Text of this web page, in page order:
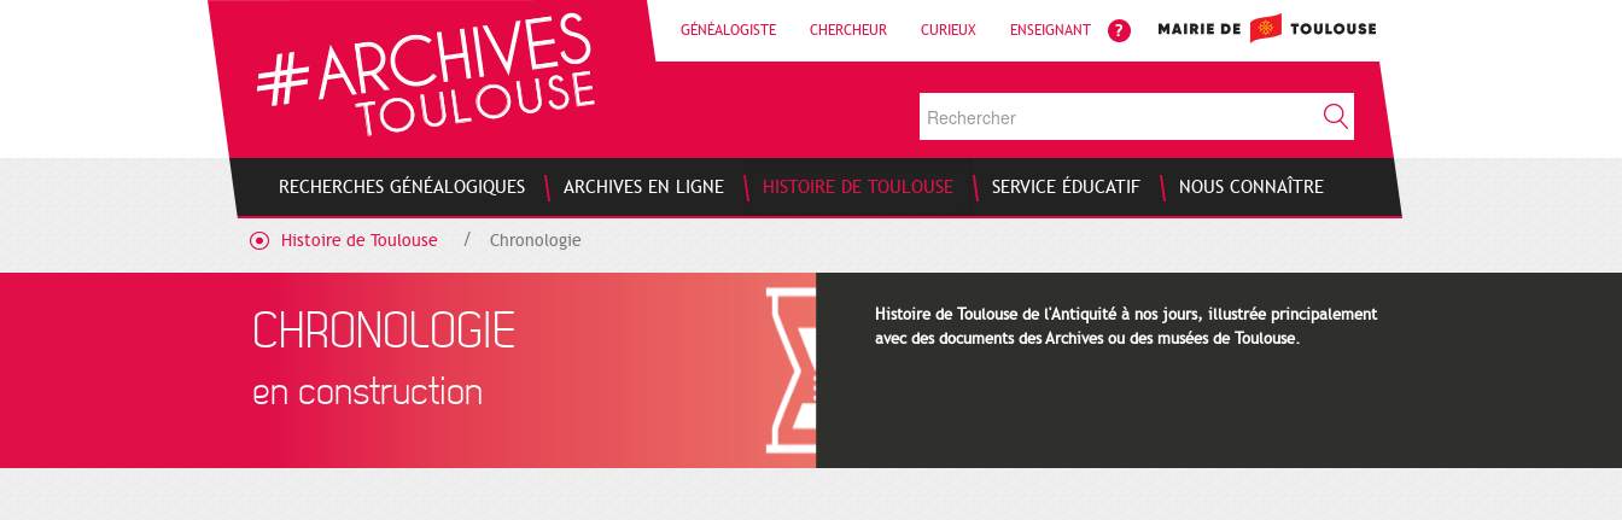
GÉNÉALOGISTE CHERCHEUR CURIEUX ENSEIGNANT
RECHERCHES GÉNÉALOGIQUES ARCHIVES EN LIGNE HISTOIRE DE TOULOUSE SERVICE ÉDUCATIF NOUS CONNAÎTRE
Histoire de Toulouse Chronologie
CHRONOLOGIE
en construction
Histoire de Toulouse de l'Antiquité à nos jours, illustrée principalement
avec des documents des Archives ou des musées de Toulouse.
Cookies management panel